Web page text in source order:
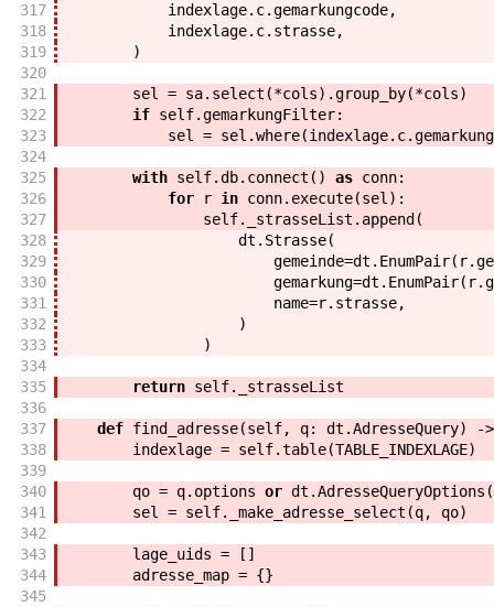
317
indexlage. c.gemarkungcode,
318
indexlage. c. strasse,
319
)
320
321
sel = sa. select (*cols) .group_by(*cols)
322
if self.gemarkungFilter:
323
sel = sel .where(indexlage. c.
324
325
with self.db. connect ( ) as conn:
326
for r in conn. execute(sel ) :
327
self. _strasseList . append (
328
dt . Strasse(
329
gemeinde=dt . EnumPair( r.
330
gemarkung=dt . EnumPair( r.
331
name=r. strasse,
332
)
333
)
334
335
return self.
_strasseList
336
337
def find_adresse(self, q: dt .AdresseQuery)
->
338
indexlage = self.table(TABLE_INDEXLAGE)
339
340
qo = q. options or dt .AdresseQueryOptions (
341
sel = self. _make_adresse_select (q, qo)
342
343
lage_uids = [ ]
344
adresse_map = {}
345